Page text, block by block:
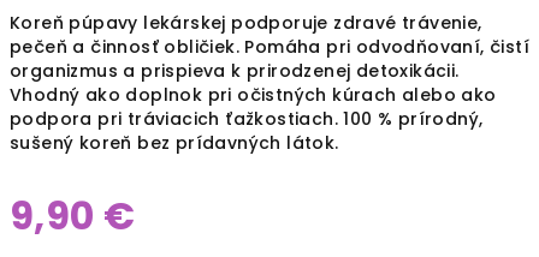
Koreň púpavy lekárskej podporuje zdravé trávenie,
pečeň a činnosť obličiek. Pomáha pri odvodňovaní, čistí
organizmus a prispieva k prirodzenej detoxikácii.
Vhodný ako doplnok pri očistných kúrach alebo ako
podpora pri tráviacich ťažkostiach. 100 % prírodný,
sušený koreň bez prídavných látok.
9,90 €